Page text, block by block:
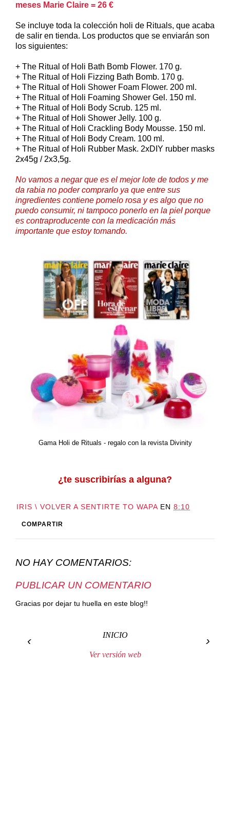
meses Marie Claire = 26 €
Se incluye toda la colección holi de Rituals, que acaba
de salir en tienda. Los productos que se enviarán son
los siguientes:
+ The Ritual of Holi Bath Bomb Flower. 170 g.
+ The Ritual of Holi Fizzing Bath Bomb. 170 g.
+ The Ritual of Holi Shower Foam Flower. 200 ml.
+ The Ritual of Holi Foaming Shower Gel. 150 ml.
+ The Ritual of Holi Body Scrub. 125 ml.
+ The Ritual of Holi Shower Jelly. 100 g.
+ The Ritual of Holi Crackling Body Mousse. 150 ml.
+ The Ritual of Holi Body Cream. 100 ml.
+ The Ritual of Holi Rubber Mask. 2xDIY rubber masks
2x45g / 2x3,5g.
No vamos a negar que es el mejor lote de todos y me
da rabia no poder comprarlo ya que entre sus
ingredientes contiene pomelo rosa y es algo que no
puedo consumir, ni tampoco ponerlo en la piel porque
es contraproducente con la medicación más
importante que estoy tomando.
Gama Holi de Rituals - regalo con la revista Divinity
¿te suscribirías a alguna?
IRIS \ VOLVER A SENTIRTE TO WAPA EN 8:10
COMPARTIR
NO HAY COMENTARIOS:
PUBLICAR UN COMENTARIO
Gracias por dejar tu huella en este blog!!
‹ ›
INICIO
Ver versión web